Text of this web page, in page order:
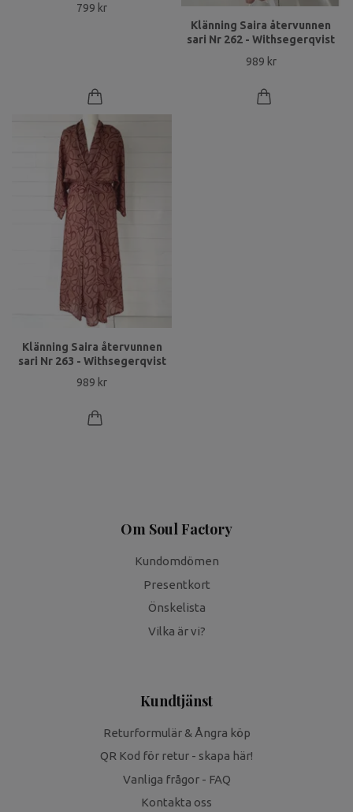
799 kr
Klänning Saira återvunnen
sari Nr 262 - Withsegerqvist
989 kr
Klänning Saira återvunnen
sari Nr 263 - Withsegerqvist
989 kr
Om Soul Factory
Kundomdömen
Presentkort
Önskelista
Vilka är vi?
Kundtjänst
Returformulär & Ångra köp
QR Kod för retur - skapa här!
Vanliga frågor - FAQ
Kontakta oss